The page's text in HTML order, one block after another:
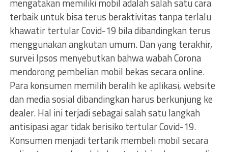
mengatakan memiliki mobil adalah salah satu cara
terbaik untuk bisa terus beraktivitas tanpa terlalu
khawatir tertular Covid-19 bila dibandingkan terus
menggunakan angkutan umum. Dan yang terakhir,
survei Ipsos menyebutkan bahwa wabah Corona
mendorong pembelian mobil bekas secara online.
Para konsumen memilih beralih ke aplikasi, website
dan media sosial dibandingkan harus berkunjung ke
dealer. Hal ini terjadi sebagai salah satu langkah
antisipasi agar tidak berisiko tertular Covid-19.
Konsumen menjadi tertarik membeli mobil secara